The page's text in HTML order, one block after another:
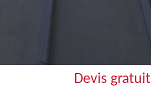
Devis gratuit